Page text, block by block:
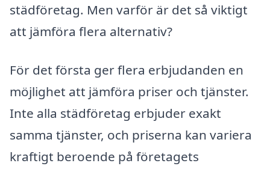
städföretag. Men varför är det så viktigt
att jämföra flera alternativ?
För det första ger flera erbjudanden en
möjlighet att jämföra priser och tjänster.
Inte alla städföretag erbjuder exakt
samma tjänster, och priserna kan variera
kraftigt beroende på företagets